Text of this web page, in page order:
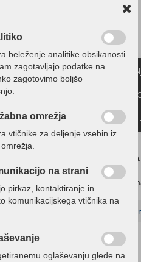
BIROKRAT
E-
VERZIJE POMOČ NA DALJAVO
paketi Birokrat
Davčna blagajna
Če
beleženje analitike obsikanosti
zagotavljajo podatke na
zagotovimo boljšo
omrežja
vtičnike za deljenje vsebin iz
na strani
pirkaz, kontaktiranje in
komunikacijskega vtičnika na
oglaševanju glede na